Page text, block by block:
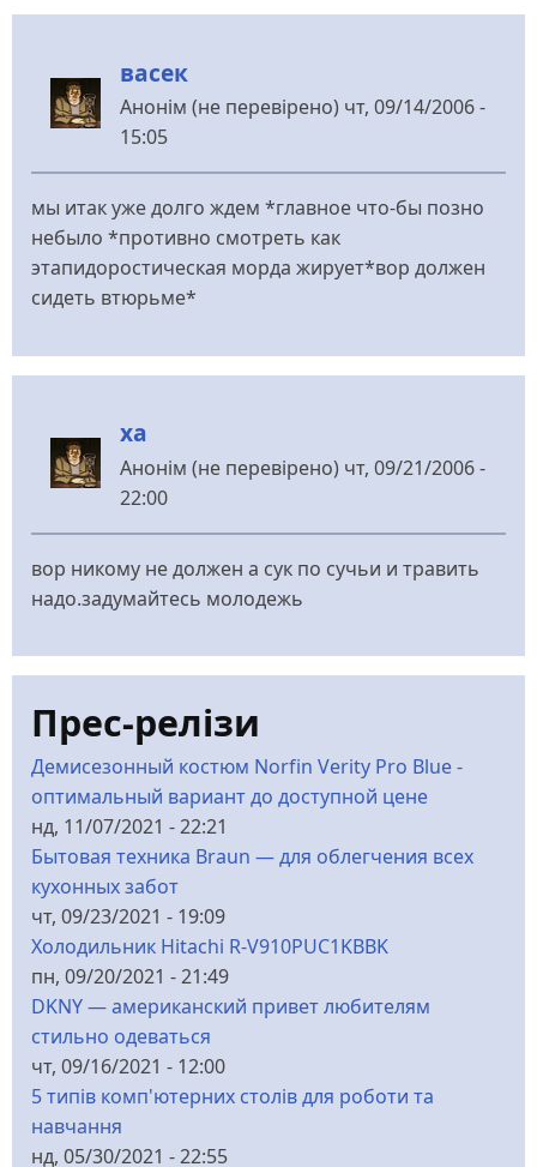
васек
Анонім (не перевірено) чт, 09/14/2006 -
15:05
мы итак уже долго ждем *главное что-бы позно
небыло *противно смотреть как
этапидоростическая морда жирует*вор должен
сидеть втюрьме*
ха
Анонім (не перевірено) чт, 09/21/2006 -
22:00
вор никому не должен а сук по сучьи и травить
надо.задумайтесь молодежь
Прес-релізи
Демисезонный костюм Norfin Verity Pro Blue -
оптимальный вариант до доступной цене
нд, 11/07/2021 - 22:21
Бытовая техника Braun — для облегчения всех
кухонных забот
чт, 09/23/2021 - 19:09
Холодильник Hitachi R-V910PUC1KBBK
пн, 09/20/2021 - 21:49
DKNY — американский привет любителям
стильно одеваться
чт, 09/16/2021 - 12:00
5 типів комп'ютерних столів для роботи та
навчання
нд, 05/30/2021 - 22:55